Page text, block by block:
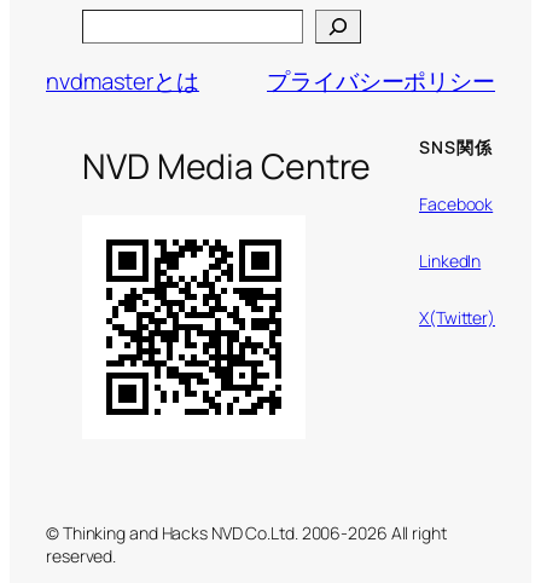
nvdmasterとは
プライバシーポリシー
NVD Media Centre SNS関係
Facebook
LinkedIn
X(Twitter)
© Thinking and Hacks NVD Co.Ltd. 2006-2026 All right
reserved.